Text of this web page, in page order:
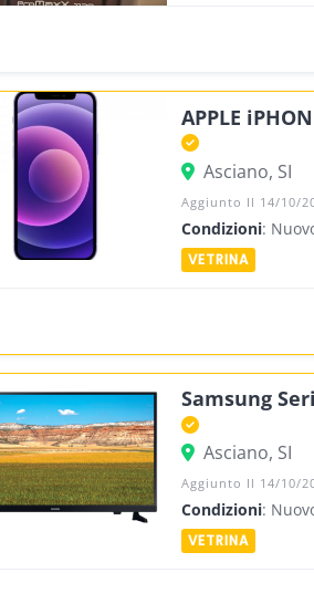
APPLE
Asciano, SI
Aggiunto Il 14/10/
Condizioni:
Samsung
Asciano, SI
Aggiunto Il 14/10/
Condizioni: